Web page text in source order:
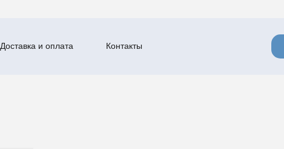
Доставка и оплата Контакты